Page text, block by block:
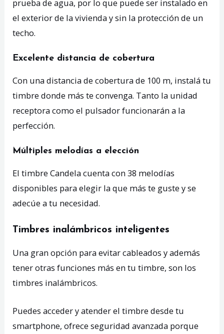
prueba de agua, por lo que puede ser instalado en
el exterior de la vivienda y sin la protección de un
techo.
Excelente distancia de cobertura
Con una distancia de cobertura de 100 m, instalá tu
timbre donde más te convenga. Tanto la unidad
receptora como el pulsador funcionarán a la
perfección.
Múltiples melodías a elección
El timbre Candela cuenta con 38 melodías
disponibles para elegir la que más te guste y se
adecúe a tu necesidad.
Timbres inalámbricos inteligentes
Una gran opción para evitar cableados y además
tener otras funciones más en tu timbre, son los
timbres inalámbricos.
Puedes acceder y atender el timbre desde tu
smartphone, ofrece seguridad avanzada porque